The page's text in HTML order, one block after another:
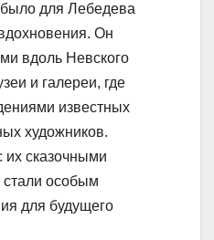
для Лебедева
Он
вдоль Невского
и галереи, где
известных
художников.
их сказочными
особым
для будущего